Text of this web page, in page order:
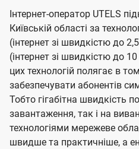
Інтернет-оператор UTELS
Київській області за
(інтернет зі швидкістю до
(інтернет зі швидкістю до
цих технологій полягає в
забезпечувати абонентів
Тобто гігабітна швидкість
завантаження, так і на
технологіями мережеве
швидше та практичніше, а